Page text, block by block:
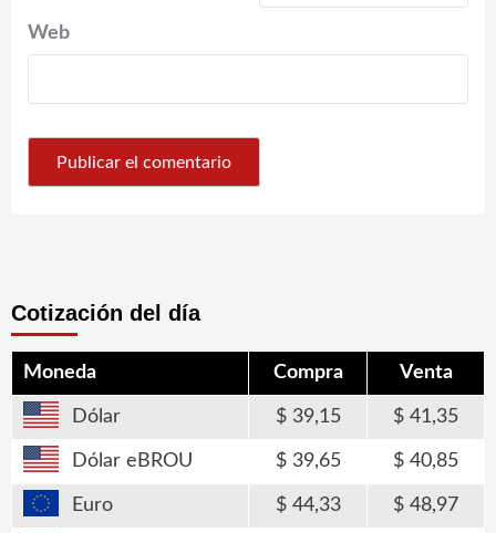
Web
Cotización del día
Moneda Compra Venta
Dólar 39,15 41,35
Dólar eBROU 39,65 40,85
Euro 44,33 48,97